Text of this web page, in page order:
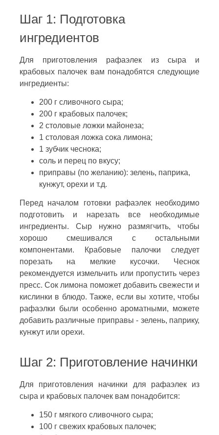
Шаг 1: Подготовка
ингредиентов
Для приготовления рафаэлек из сыра и
крабовых палочек вам понадобятся следующие
ингредиенты:
200 г сливочного сыра;
200 г крабовых палочек;
2 столовые ложки майонеза;
1 столовая ложка сока лимона;
1 зубчик чеснока;
соль и перец по вкусу;
приправы (по желанию): зелень, паприка,
кунжут, орехи и т.д.
Перед началом готовки рафаэлек необходимо
подготовить и нарезать все необходимые
ингредиенты. Сыр нужно размягчить, чтобы
хорошо смешивался с остальными
компонентами. Крабовые палочки следует
порезать на мелкие кусочки. Чеснок
рекомендуется измельчить или пропустить через
пресс. Сок лимона поможет добавить свежести и
кислинки в блюдо. Также, если вы хотите, чтобы
рафаэлки были особенно ароматными, можете
добавить различные приправы - зелень, паприку,
кунжут или орехи.
Шаг 2: Приготовление начинки
Для приготовления начинки для рафаэлек из
сыра и крабовых палочек вам понадобится:
150 г мягкого сливочного сыра;
100 г свежих крабовых палочек;